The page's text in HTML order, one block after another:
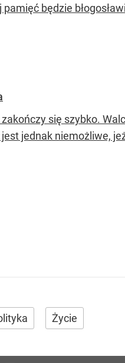
będzie
się szybko.
jednak niemożliwe,
Życie